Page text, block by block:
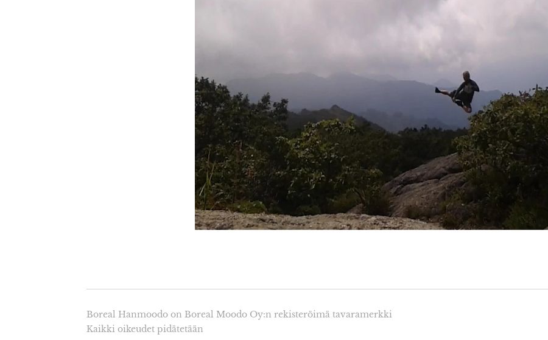
Boreal Hanmoodo on Boreal Moodo Oy:n rekisteröimä tavaramerkki
Kaikki oikeudet pidätetään